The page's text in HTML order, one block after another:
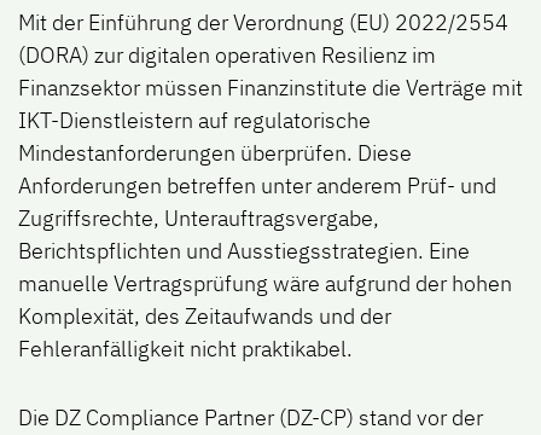
Mit der Einführung der Verordnung (EU) 2022/2554
(DORA) zur digitalen operativen Resilienz im
Finanzsektor müssen Finanzinstitute die Verträge mit
IKT-Dienstleistern auf regulatorische
Mindestanforderungen überprüfen. Diese
Anforderungen betreffen unter anderem Prüf- und
Zugriffsrechte, Unterauftragsvergabe,
Berichtspflichten und Ausstiegsstrategien. Eine
manuelle Vertragsprüfung wäre aufgrund der hohen
Komplexität, des Zeitaufwands und der
Fehleranfälligkeit nicht praktikabel.
Die DZ Compliance Partner (DZ-CP) stand vor der